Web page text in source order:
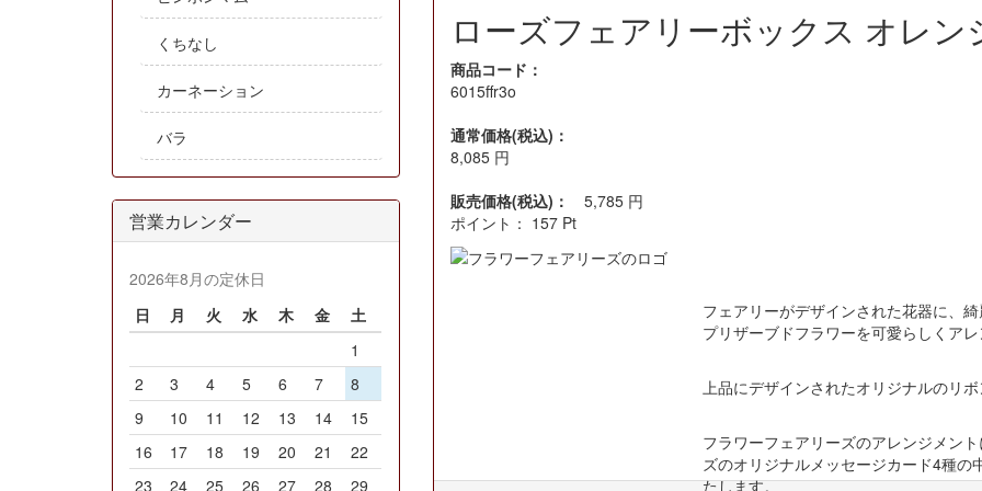
ローズフェアリーボックス オレン
商品コード：
6015ffr3o
通常価格(税込)：
8,085円
販売価格(税込)： 5,785 円
ポイント： 157Pt
フェアリーがデザインされた花器に、
プリザーブドフラワーを可愛らしくア
上品にデザインされたオリジナルのリ
フラワーフェアリーズのアレンジメン
ズのオリジナルメッセージカード4種の
たします。
くちなし
カーネーション
バラ
営業カレンダー
2026年8月の定休日
日
月 火 水 木 金
土
1
2
3 4 5 6 7
8
9
10 11 12 13 14
15
16
17 18 19 20 21
22
23
24 25 26 27 28 29